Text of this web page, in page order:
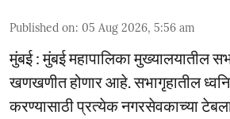
Published on: 05 Aug 2026, 5:56 am
मुंबई : मुंबई महापालिका मुख्यालयातील
खणखणीत होणार आहे. सभागृहातील
करण्यासाठी प्रत्येक नगरसेवकाच्या